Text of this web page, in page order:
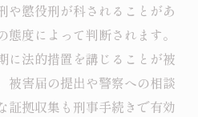
や懲役刑が科されることがあ
態度によって判断されます。
に法的措置を講じることが被
被害届の提出や警察への相談
証拠収集も刑事手続きで有効